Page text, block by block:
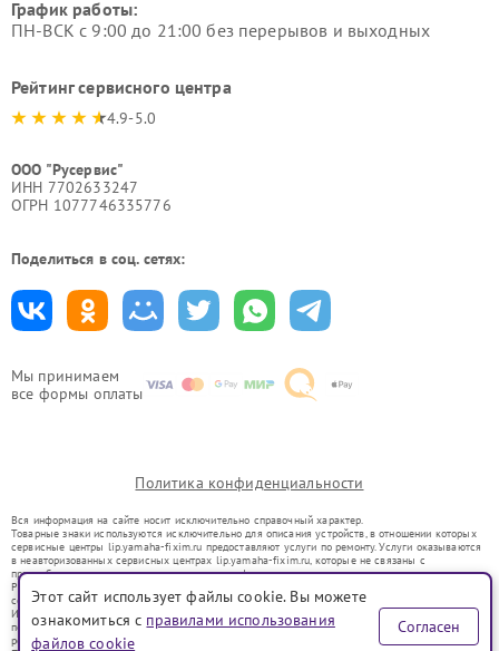
Мы принимаем
все формы оплаты
График работы:
ПН-ВСК с 9:00 до 21:00 без перерывов и выходных
Рейтинг сервисного центра
4.9-5.0
ООО "Русервис"
ИНН 7702633247
ОГРН 1077746335776
Поделиться в соц. сетях:
Политика конфиденциальности
Вся информация на сайте носит исключительно справочный характер.
Товарные знаки используются исключительно для описания устройств, в отношении которых
сервисные центры lip.yamaha-fixim.ru предоставляют услуги по ремонту. Услуги оказываются
в неавторизованных сервисных центрах lip.yamaha-fixim.ru, которые не связаны с
правообладателями товарных знаков или их официальными представителями.
Ремонт осуществляется для устройств, уже введенных в гражданский оборот в соответствии
со статьей 1487 ГК РФ.
Использование товарных знаков не преследует цели индивидуализации услуг или введения
потребителей в заблуждение, а служит для информирования о предоставляемых услугах по
ремонту техники указанных брендов.
Этот сайт использует файлы cookie. Вы можете
ознакомиться с правилами использования
файлов cookie
Согласен